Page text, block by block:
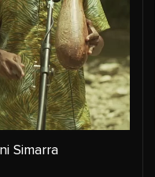
Simarra